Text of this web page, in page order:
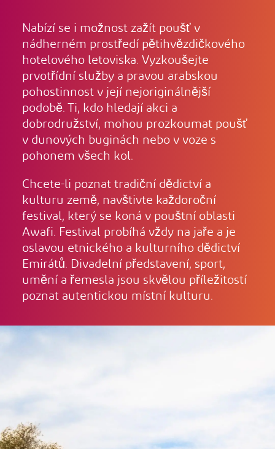
Nabízí se i možnost zažít poušť v
nádherném prostředí pětihvězdičkového
hotelového letoviska. Vyzkoušejte
prvotřídní služby a pravou arabskou
pohostinnost v její nejoriginálnější
podobě. Ti, kdo hledají akci a
dobrodružství, mohou prozkoumat poušť
v dunových buginách nebo v voze s
pohonem všech kol.
Chcete-li poznat tradiční dědictví a
kulturu země, navštivte každoroční
festival, který se koná v pouštní oblasti
Awafi. Festival probíhá vždy na jaře a je
oslavou etnického a kulturního dědictví
Emirátů. Divadelní představení, sport,
umění a řemesla jsou skvělou příležitostí
poznat autentickou místní kulturu.